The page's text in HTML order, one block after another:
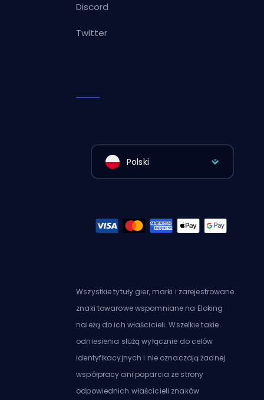
Discord
Twitter
Polski
Wszystkie tytuły gier, marki i zarejestrowane
znaki towarowe wspomniane na Eloking
należą do ich właścicieli. Wszelkie takie
odniesienia służą wyłącznie do celów
identyfikacyjnych i nie oznaczają żadnej
współpracy ani poparcia ze strony
odpowiednich właścicieli znaków